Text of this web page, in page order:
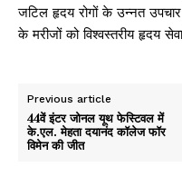
जटिल हृदय रोगों के उन्नत
के मरीजों को विश्वस्तरीय हृदय
Previous article
44वें इंटर जोनल यूथ फेस्टिवल में
के.एल. मेहता दयानंद कॉलेज फॉर
विमेन की जीत